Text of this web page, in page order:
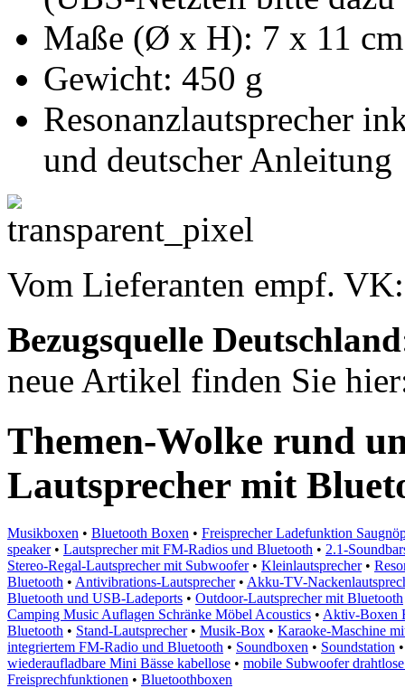
Maße (Ø x H): 7 x 11 cm
Gewicht: 450 g
Resonanzlautsprecher
und deutscher Anleitung
Vom Lieferanten empf.
Bezugsquelle Deutschland
neue Artikel finden Sie
Themen-Wolke rund
Lautsprecher mit
Musikboxen • Bluetooth Boxen • Freisprecher Ladefunktion
speaker• Lautsprecher mit FM-Radios und Bluetooth • 2.1-
Stereo-Regal-Lautsprecher mit Subwoofer• Kleinlautsprecher•
Bluetooth • Antivibrations-Lautsprecher• Akku-TV-
Bluetooth und USB-Ladeports • Outdoor-Lautsprecher mit Bluetooth
Camping Music Auflagen Schränke Möbel Acoustics • Aktiv-Boxen
Bluetooth • Stand-Lautsprecher• Musik-Box • Karaoke-Maschine
integriertem FM-Radio und Bluetooth • Soundboxen • Soundstation
wiederaufladbare Mini Bässe kabellose • mobile Subwoofer
Freisprechfunktionen • Bluetoothboxen